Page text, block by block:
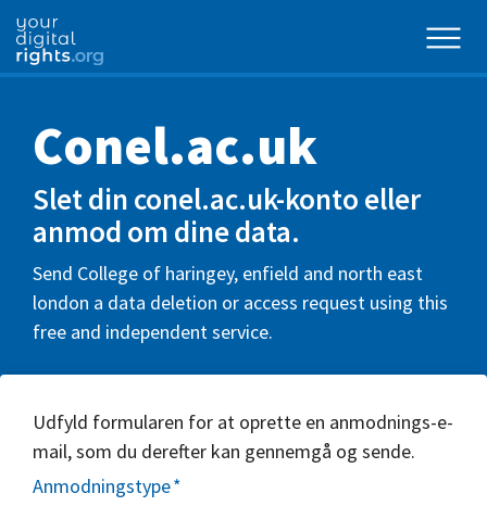
Conel.ac.uk
Slet din conel.ac.uk-konto eller
anmod om dine data.
Send College of haringey, enfield and north east
london a data deletion or access request using this
free and independent service.
Udfyld formularen for at oprette en anmodnings-e-
mail, som du derefter kan gennemgå og sende.
Anmodningstype*